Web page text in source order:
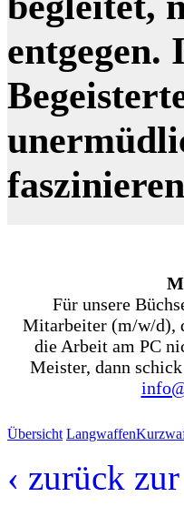
entgegen.
Für unsere
Mitarbeiter (m/w/d),
die Arbeit am PC
Meister, dann
Übersicht Langwaffen
‹ zurück